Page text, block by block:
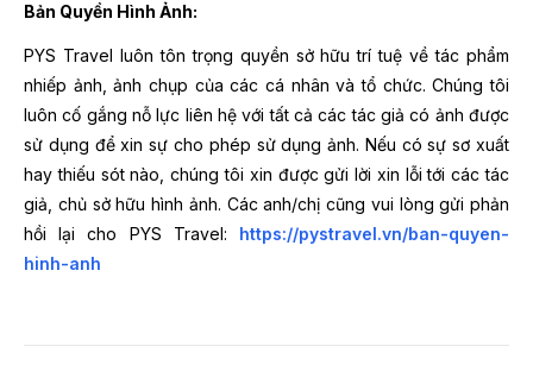
Bản Quyền Hình Ảnh:
PYS Travel luôn tôn trọng quyền sở hữu trí tuệ về tác phẩm
nhiếp ảnh, ảnh chụp của các cá nhân và tổ chức. Chúng tôi
luôn cố gắng nỗ lực liên hệ với tất cả các tác giả có ảnh được
sử dụng để xin sự cho phép sử dụng ảnh. Nếu có sự sơ xuất
hay thiếu sót nào, chúng tôi xin được gửi lời xin lỗi tới các tác
giả, chủ sở hữu hình ảnh. Các anh/chị cũng vui lòng gửi phản
hồi lại cho PYS Travel: https://pystravel.vn/ban-quyen-
hinh-anh